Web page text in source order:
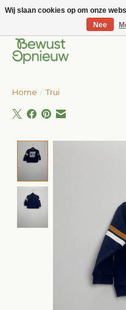
Wij bieden het grootste aanbod in
Home / Trui
Wij slaan cookies op om onze
Nee